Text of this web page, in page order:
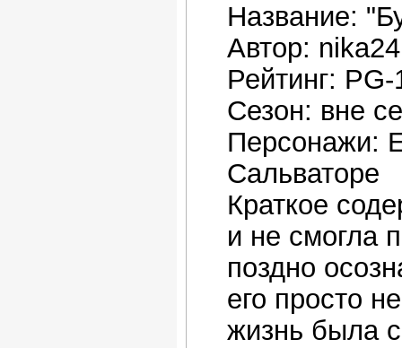
Название:
Автор:
Рейтинг: PG-
Сезон: вне
Персонажи:
Сальваторе
Краткое
и не смогла
поздно
его просто
жизнь была